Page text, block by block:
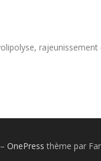
– OnePress thème par